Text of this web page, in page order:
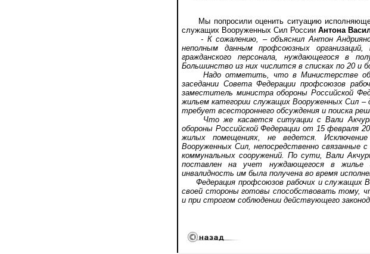
Мы попросили оценить ситуацию
служащих Вооруженных Сил России Антона
- К сожалению, – объяснил Антон
неполным данным профсоюзных
гражданского персонала, нуждающегося в
Большинство из них числится в списках по 20 и
Надо отметить, что в Министерстве
заседании Совета Федерации профсоюзов
заместитель министра обороны Российской
жильем категории служащих Вооруженных Сил
требует всестороннего обсуждения и поиска
Что же касается ситуации с Вали
обороны Российской Федерации от 15 февраля
жилых помещениях, не ведется.
Вооруженных Сил, непосредственно связанные
коммунальных сооружений. По сути, Вали
поставлен на учет нуждающегося в жилье
инвалидность им была получена во время
Федерация профсоюзов рабочих и служащих
своей стороны готовы способствовать тому,
и при строгом соблюдении действующего